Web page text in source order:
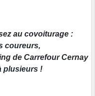
au covoiturage :
coureurs,
de Carrefour Cernay
plusieurs !